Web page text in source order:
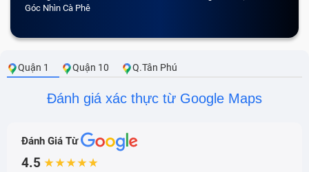
Góc Nhìn Cà Phê
Quận 1 Quận 10 Q.Tân Phú
Đánh giá xác thực từ Google Maps
Đánh Giá Từ
4.5 ★★★★★